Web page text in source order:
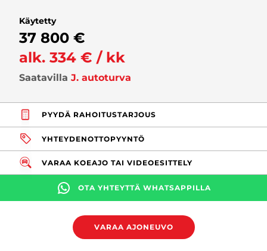
Käytetty
37 800 €
alk. 334 € / kk
Saatavilla J. autoturva
PYYDÄ RAHOITUSTARJOUS
YHTEYDENOTTOPYYNTÖ
VARAA KOEAJO TAI VIDEOESITTELY
OTA YHTEYTTÄ WHATSAPPILLA
VARAA AJONEUVO